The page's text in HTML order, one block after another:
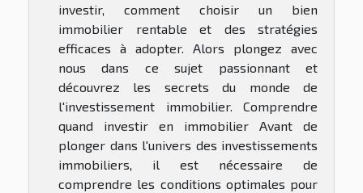
investir, comment choisir un bien
immobilier rentable et des stratégies
efficaces à adopter. Alors plongez avec
nous dans ce sujet passionnant et
découvrez les secrets du monde de
l'investissement immobilier. Comprendre
quand investir en immobilier Avant de
plonger dans l'univers des investissements
immobiliers, il est nécessaire de
comprendre les conditions optimales pour